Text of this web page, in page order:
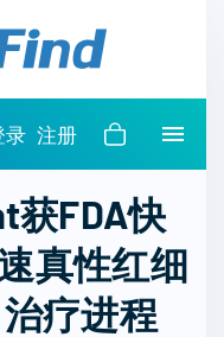
录 注册
获FDA快
真性红细
疗进程